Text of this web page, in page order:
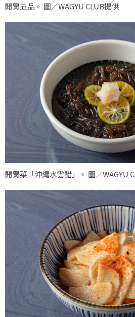
開胃五品。 圖／WAGYU CLUB提供
開胃菜「沖繩水雲醋」。 圖／WAGYU